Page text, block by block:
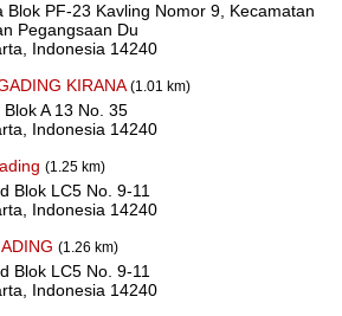
Blok PF-23 Kavling Nomor 9, Kecamatan
Pegangsaan Du
Indonesia 14240
KIRANA (1.01 km)
A 13 No. 35
Indonesia 14240
(1.25 km)
Blok LC5 No. 9-11
Indonesia 14240
(1.26 km)
Blok LC5 No. 9-11
Indonesia 14240